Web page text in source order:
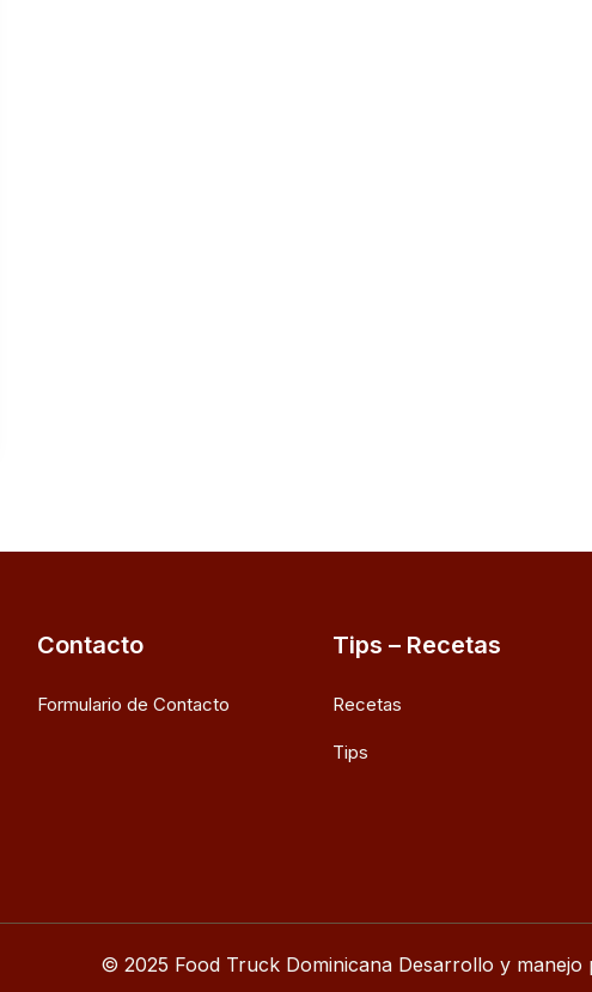
Contacto
Formulario de Contacto
Tips – Recetas
Recetas
Tips
© 2025 Food Truck Dominicana Desarrollo y manejo